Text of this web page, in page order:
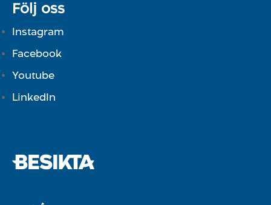
Följ oss
Instagram
Facebook
Youtube
LinkedIn